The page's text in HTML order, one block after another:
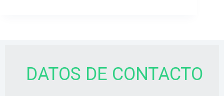
DATOS DE CONTACTO